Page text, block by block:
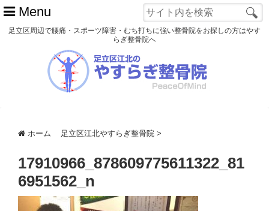
Menu
患者様の声
アクセス
足立区周辺で腰痛・スポーツ障害・むち打ちに強い整骨院をお探しの方はやす
らぎ整骨院へ
ホーム 足立区江北やすらぎ整骨院 >
17910966_878609775611322_81
6951562_n